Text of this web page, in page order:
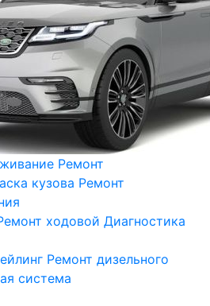
Ремонт
кузова Ремонт
ходовой Диагностика
Ремонт дизельного
система